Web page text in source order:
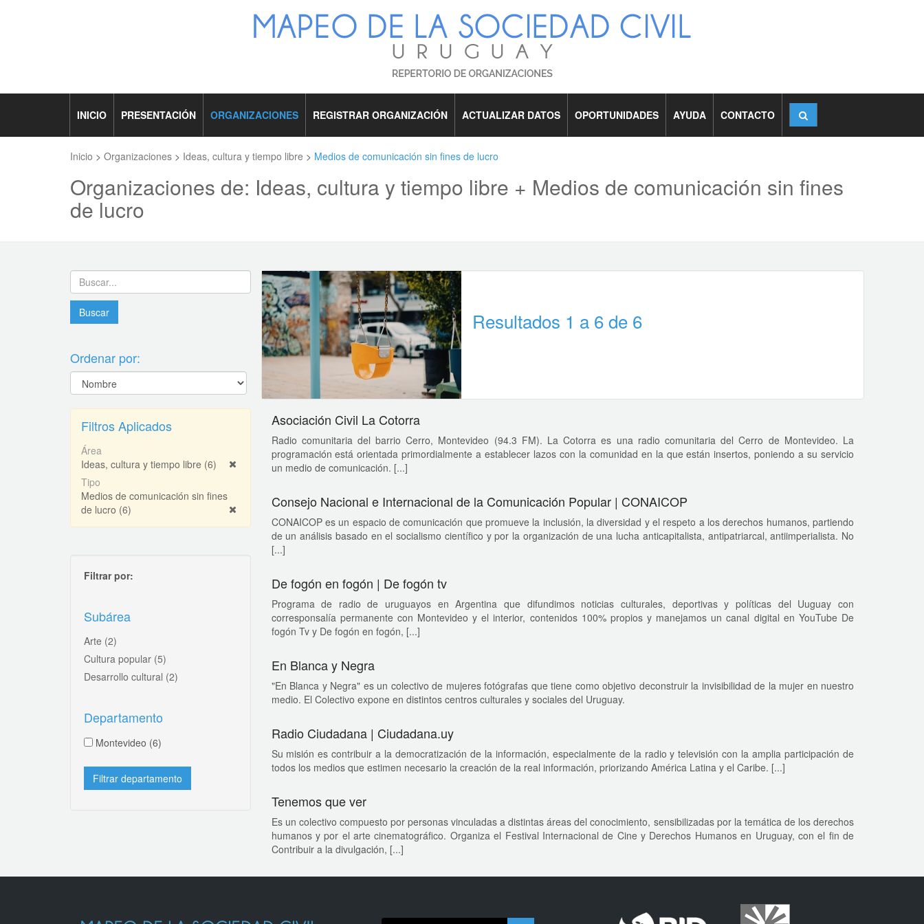
INICIO PRESENTACIÓN ORGANIZACIONES REGISTRAR ORGANIZACIÓN ACTUALIZAR DATOS OPORTUNIDADES AYUDA CONTACTO
Inicio > Organizaciones > Ideas, cultura y tiempo libre > Medios de comunicación sin fines de lucro
Organizaciones de: Ideas, cultura y tiempo libre + Medios de comunicación sin fines
de lucro
Ordenar por:
Filtros Aplicados
Área
Ideas, cultura y tiempo libre (6)
Tipo
Medios de comunicación sin fines
de lucro (6)
Filtrar por:
Subárea
Arte (2)
Cultura popular (5)
Desarrollo cultural (2)
Departamento
Montevideo (6)
Resultados 1 a 6 de 6
Asociación Civil La Cotorra
Radio comunitaria del barrio Cerro, Montevideo (94.3 FM). La Cotorra es una radio comunitaria del Cerro de Montevideo. La
programación está orientada primordialmente a establecer lazos con la comunidad en la que están insertos, poniendo a su servicio
un medio de comunicación. [...]
Consejo Nacional e Internacional de la Comunicación Popular | CONAICOP
CONAICOP es un espacio de comunicación que promueve la inclusión, la diversidad y el respeto a los derechos humanos, partiendo
de un análisis basado en el socialismo científico y por la organización de una lucha anticapitalista, antipatriarcal, antiimperialista. No
[...]
De fogón en fogón | De fogón tv
Programa de radio de uruguayos en Argentina que difundimos noticias culturales, deportivas y políticas del Uuguay con
corresponsalía permanente con Montevideo y el interior, contenidos 100% propios y manejamos un canal digital en YouTube De
fogón Tv y De fogón en fogón, [...]
En Blanca y Negra
"En Blanca y Negra" es un colectivo de mujeres fotógrafas que tiene como objetivo deconstruir la invisibilidad de la mujer en nuestro
medio. El Colectivo expone en distintos centros culturales y sociales del Uruguay.
Radio Ciudadana | Ciudadana.uy
Su misión es contribuir a la democratización de la información, especialmente de la radio y televisión con la amplia participación de
todos los medios que estimen necesario la creación de la real información, priorizando América Latina y el Caribe. [...]
Tenemos que ver
Es un colectivo compuesto por personas vinculadas a distintas áreas del conocimiento, sensibilizadas por la temática de los derechos
humanos y por el arte cinematográfico. Organiza el Festival Internacional de Cine y Derechos Humanos en Uruguay, con el fin de
Contribuir a la divulgación, [...]